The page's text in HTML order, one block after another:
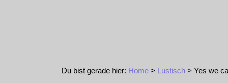
Du bist gerade hier: Home > Lustisch > Yes we